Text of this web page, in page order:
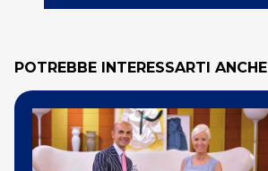
POTREBBE INTERESSARTI ANCHE